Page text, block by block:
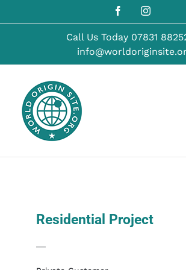
content
FacebookInstagram
Call Us Today 07831
Residential Project